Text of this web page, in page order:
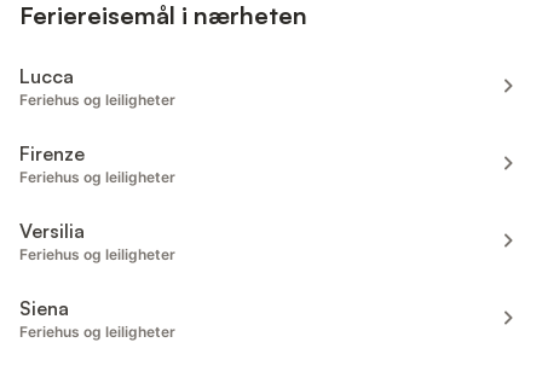
Feriereisemål i nærheten
Lucca
Feriehus og leiligheter
Firenze
Feriehus og leiligheter
Versilia
Feriehus og leiligheter
Siena
Feriehus og leiligheter